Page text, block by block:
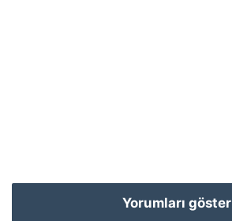
Yorumları göster